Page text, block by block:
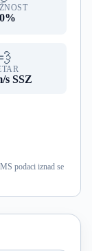
s SSZ
podaci iznad se